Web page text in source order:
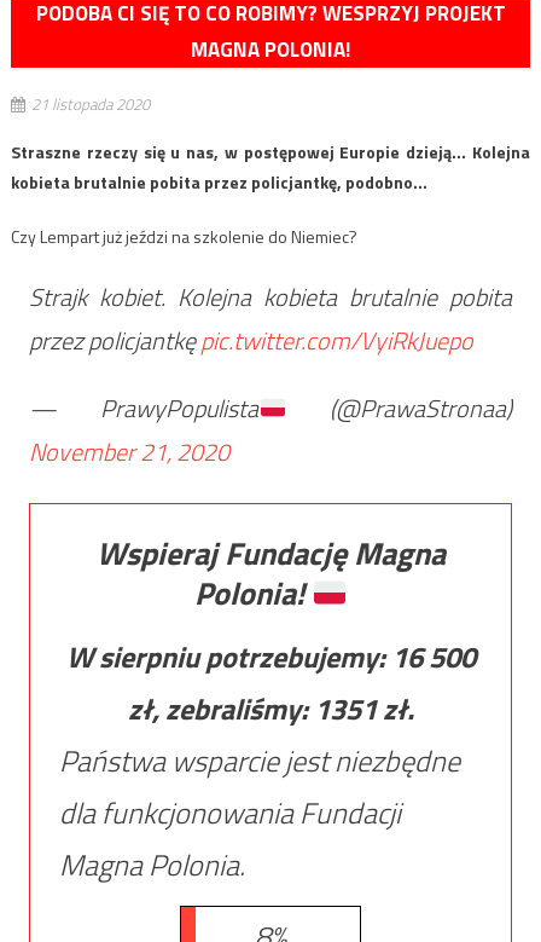
PODOBA CI SIĘ TO CO ROBIMY? WESPRZYJ PROJEKT
MAGNA POLONIA!
21 listopada 2020
Straszne rzeczy się u nas, w postępowej Europie dzieją… Kolejna
kobieta brutalnie pobita przez policjantkę, podobno…
Czy Lempart już jeździ na szkolenie do Niemiec?
Strajk kobiet. Kolejna kobieta brutalnie pobita
przez policjantkępic.twitter.com/VyiRkJuepo
— PrawyPopulista
(@PrawaStronaa)
November 21, 2020
Wspieraj Fundację Magna
Polonia!
W sierpniu potrzebujemy: 16 500
zł, zebraliśmy: 1351zł.
Państwa wsparcie jest niezbędne
dla funkcjonowania Fundacji
Magna Polonia.